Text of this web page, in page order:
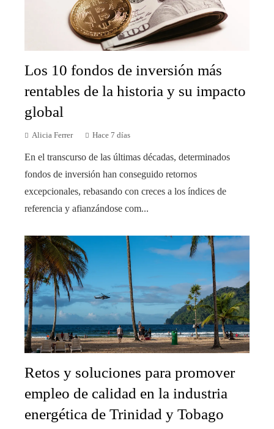
Los 10 fondos de inversión más
rentables de la historia y su impacto
global
Alicia Ferrer Hace 7 días
En el transcurso de las últimas décadas, determinados
fondos de inversión han conseguido retornos
excepcionales, rebasando con creces a los índices de
referencia y afianzándose com...
Retos y soluciones para promover
empleo de calidad en la industria
energética de Trinidad y Tobago